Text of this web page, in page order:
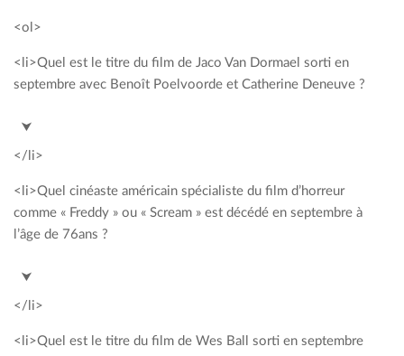
<ol>
<li>Quel est le titre du film de Jaco Van Dormael sorti en
septembre avec Benoît Poelvoorde et Catherine Deneuve ?
<span style= »color: #00a2c3; »>Le tout nouveau
⮟
</li>
<li>Quel cinéaste américain spécialiste du film d’horreur
comme « Freddy » ou « Scream » est décédé en septembre à
l’âge de 76ans ?
<span style= »color: #00a2c3; »>Wes Craven</span>
⮟
</li>
<li>Quel est le titre du film de Wes Ball sorti en septembre